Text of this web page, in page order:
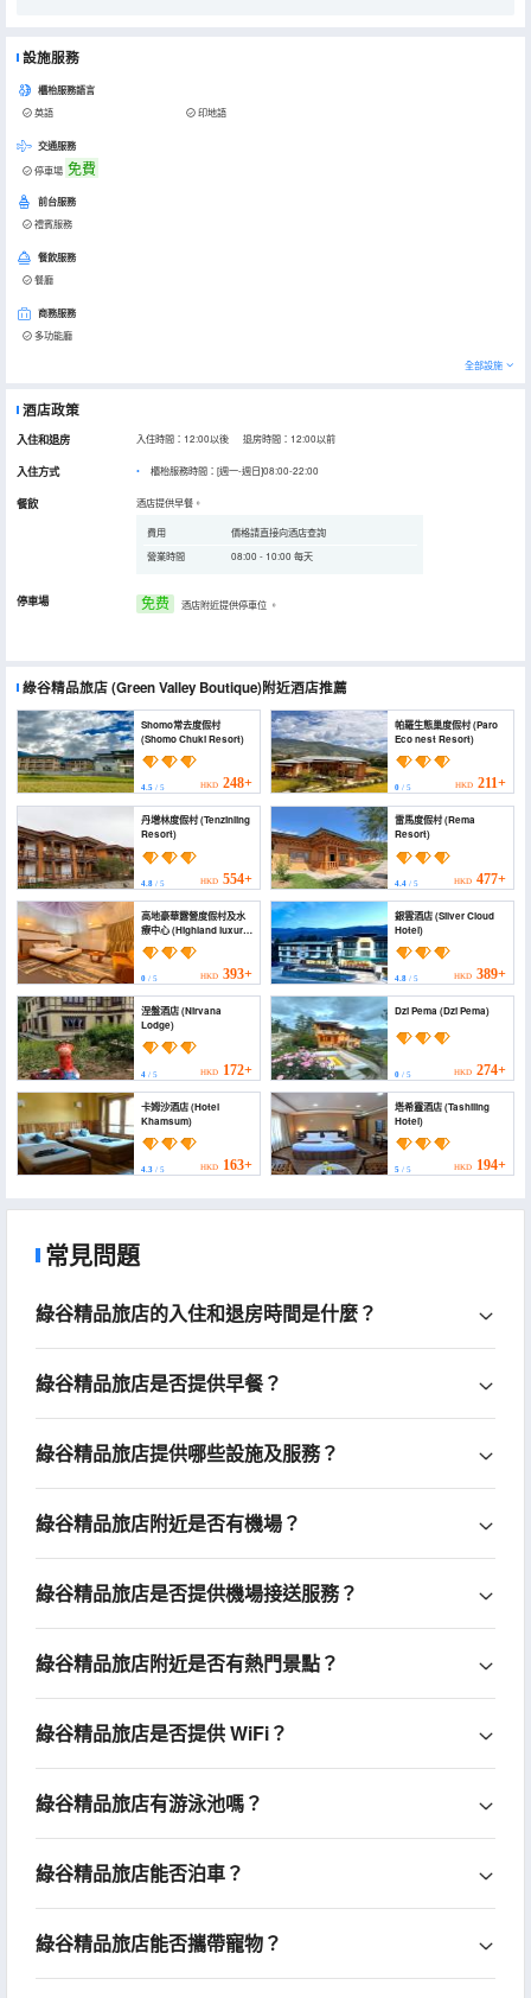
設施服務
櫃枱服務語言
英語 印地語
交通服務
停車場 免費
前台服務
禮賓服務
餐飲服務
餐廳
商務服務
多功能廳
全部設施
酒店政策
入住和退房 入住時間：12:00以後 退房時間：12:00以前
入住方式 櫃枱服務時間：[週一-週日]08:00-22:00
餐飲 酒店提供早餐。
費用
價格請直接向酒店查詢
營業時間
08:00 - 10:00 每天
停車場 免费 酒店附近提供停車位 。
綠谷精品旅店(Green Valley Boutique)附近酒店推薦
Shomo常去度假村
(Shomo Chuki Resort)
4.5 / 5 HKD 248+
帕羅生態巢度假村 (Paro
Eco nest Resort)
0/ 5 HKD 211+
丹增林度假村 (Tenzinling
Resort)
4.8 / 5 HKD 554+
雷馬度假村 (Rema
Resort)
4.4/ 5 HKD 477+
高地豪華露營度假村及水
療中心 (Highland luxury
Glamping resort & spa)
0 / 5 HKD 393+
銀雲酒店 (Silver Cloud
Hotel)
4.8/ 5 HKD 389+
涅盤酒店 (Nirvana
Lodge)
4 / 5 HKD 172+
Dzi Pema (Dzi Pema)
0/ 5 HKD 274+
卡姆沙酒店 (Hotel
Khamsum)
4.3 / 5 HKD 163+
塔希靈酒店 (Tashiling
Hotel)
5/ 5 HKD 194+
常見問題
綠谷精品旅店的入住和退房時間是什麼？
綠谷精品旅店是否提供早餐？
綠谷精品旅店提供哪些設施及服務？
綠谷精品旅店附近是否有機場？
綠谷精品旅店是否提供機場接送服務？
綠谷精品旅店附近是否有熱門景點？
綠谷精品旅店是否提供 WiFi？
綠谷精品旅店有游泳池嗎？
綠谷精品旅店能否泊車？
綠谷精品旅店能否攜帶寵物？